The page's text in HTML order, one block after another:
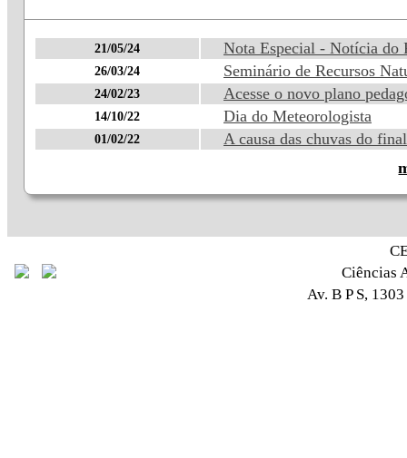
21/05/24 Nota Especial - Notícia do
26/03/24 Seminário de Recursos
24/02/23 Acesse o novo plano
14/10/22 Dia do Meteorologista
01/02/22
A causa das chuvas do
Ciências
Av. B P S,